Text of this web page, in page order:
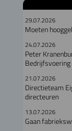
29.07.2026
Moeten
24.07.2026
Peter
Bedrijfsvoering
21.07.2026
Directieteam
directeuren
13.07.2026
Gaan